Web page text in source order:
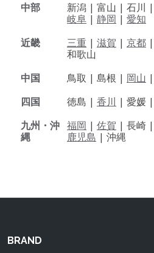
中部
新潟 | 富山 | 石川 |
岐阜 | 静岡 | 愛知
近畿
三重 | 滋賀 | 京都 |
和歌山
中国
鳥取 | 島根 | 岡山 |
四国
徳島 | 香川 | 愛媛 |
九州・沖
縄
福岡 | 佐賀 | 長崎 |
鹿児島 | 沖縄
BRAND